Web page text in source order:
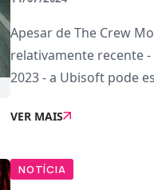
Apesar de The Crew
relativamente recente
2023 - a Ubisoft pode
Ubisoft revelou que
VER MAIS
NOTÍCIA